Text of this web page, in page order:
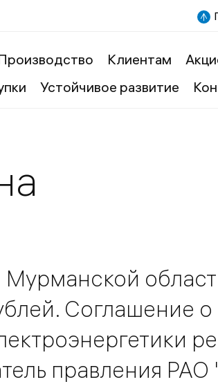
Клиентам
Устойчивое развитие
Соглашение о
правления